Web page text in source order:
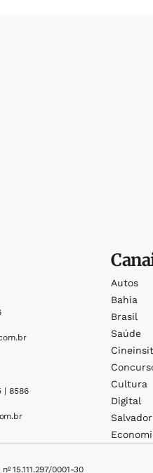
| 8586
Autos
Bahia
Brasil
Saúde
Cultura
Digital
Salvador
nº 15.111.297/0001-30